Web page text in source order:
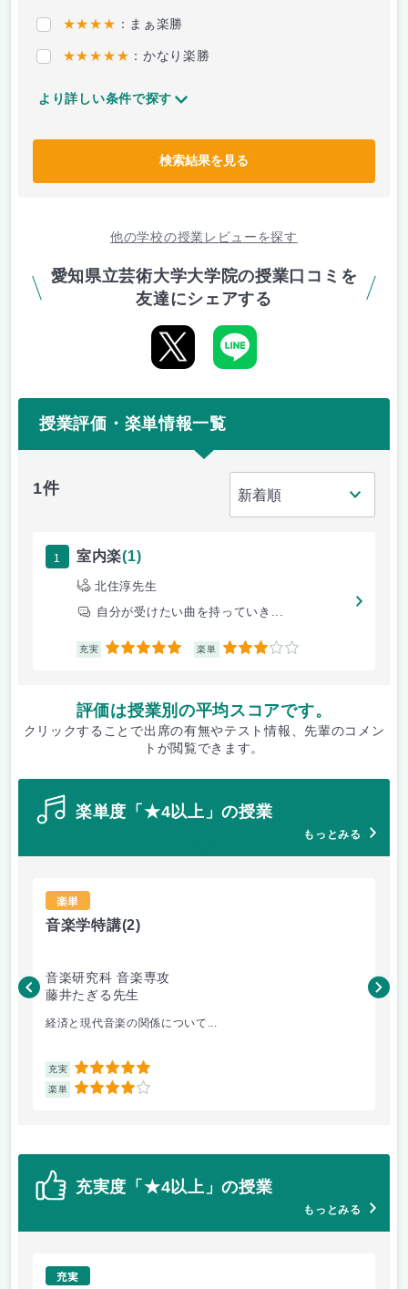
★★★★ ：まぁ楽勝
★★★★★ ：かなり楽勝
より詳しい条件で探す
検索結果を見る
他の学校の授業レビューを探す
愛知県立芸術大学大学院の授業口コミを
友達にシェアする
授業評価・楽単情報一覧
1件
1 室内楽(1)
北住淳先生
自分が受けたい曲を持っていき...
充実 5 楽単 3
評価は授業別の平均スコアです。
クリックすることで出席の有無やテスト情報、先輩のコメン
トが閲覧できます。
楽単度「★4以上」の授業
もっとみる
楽単
音楽学特講(2)
音楽研究科 音楽専攻
藤井たぎる先生
経済と現代音楽の関係について...
充実 5
楽単 4
清
充実度「★4以上」の授業
もっとみる
充実